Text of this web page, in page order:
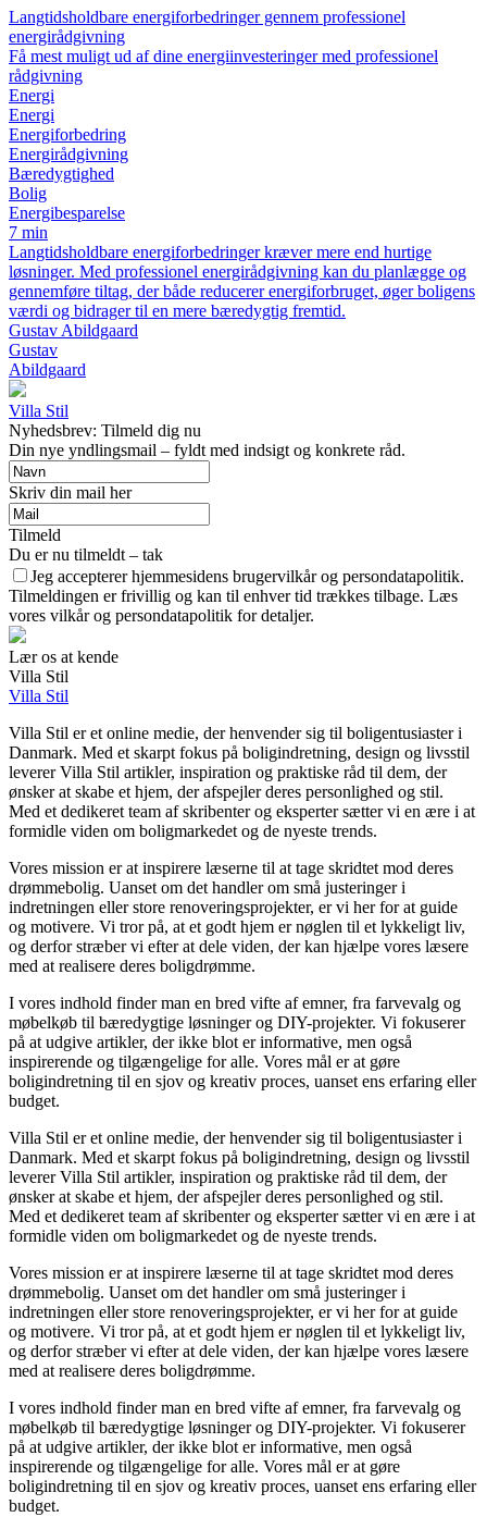
Langtidsholdbare energiforbedringer gennem professionel
energirådgivning
Få mest muligt ud af dine energiinvesteringer med professionel
rådgivning
Energi
Energi
Energiforbedring
Energirådgivning
Bæredygtighed
Bolig
Energibesparelse
7 min
Langtidsholdbare energiforbedringer kræver mere end hurtige
løsninger. Med professionel energirådgivning kan du planlægge og
gennemføre tiltag, der både reducerer energiforbruget, øger boligens
værdi og bidrager til en mere bæredygtig fremtid.
Gustav Abildgaard
Gustav
Abildgaard
Villa Stil
Nyhedsbrev: Tilmeld dig nu
Din nye yndlingsmail – fyldt med indsigt og konkrete råd.
Skriv din mail her
Tilmeld
Du er nu tilmeldt – tak
Jeg accepterer hjemmesidens brugervilkår og persondatapolitik.
Tilmeldingen er frivillig og kan til enhver tid trækkes tilbage. Læs
vores vilkår og persondatapolitik for detaljer.
Lær os at kende
Villa Stil
Villa Stil
Villa Stil er et online medie, der henvender sig til boligentusiaster i
Danmark. Med et skarpt fokus på boligindretning, design og livsstil
leverer Villa Stil artikler, inspiration og praktiske råd til dem, der
ønsker at skabe et hjem, der afspejler deres personlighed og stil.
Med et dedikeret team af skribenter og eksperter sætter vi en ære i at
formidle viden om boligmarkedet og de nyeste trends.
Vores mission er at inspirere læserne til at tage skridtet mod deres
drømmebolig. Uanset om det handler om små justeringer i
indretningen eller store renoveringsprojekter, er vi her for at guide
og motivere. Vi tror på, at et godt hjem er nøglen til et lykkeligt liv,
og derfor stræber vi efter at dele viden, der kan hjælpe vores læsere
med at realisere deres boligdrømme.
I vores indhold finder man en bred vifte af emner, fra farvevalg og
møbelkøb til bæredygtige løsninger og DIY-projekter. Vi fokuserer
på at udgive artikler, der ikke blot er informative, men også
inspirerende og tilgængelige for alle. Vores mål er at gøre
boligindretning til en sjov og kreativ proces, uanset ens erfaring eller
budget.
Villa Stil er et online medie, der henvender sig til boligentusiaster i
Danmark. Med et skarpt fokus på boligindretning, design og livsstil
leverer Villa Stil artikler, inspiration og praktiske råd til dem, der
ønsker at skabe et hjem, der afspejler deres personlighed og stil.
Med et dedikeret team af skribenter og eksperter sætter vi en ære i at
formidle viden om boligmarkedet og de nyeste trends.
Vores mission er at inspirere læserne til at tage skridtet mod deres
drømmebolig. Uanset om det handler om små justeringer i
indretningen eller store renoveringsprojekter, er vi her for at guide
og motivere. Vi tror på, at et godt hjem er nøglen til et lykkeligt liv,
og derfor stræber vi efter at dele viden, der kan hjælpe vores læsere
med at realisere deres boligdrømme.
I vores indhold finder man en bred vifte af emner, fra farvevalg og
møbelkøb til bæredygtige løsninger og DIY-projekter. Vi fokuserer
på at udgive artikler, der ikke blot er informative, men også
inspirerende og tilgængelige for alle. Vores mål er at gøre
boligindretning til en sjov og kreativ proces, uanset ens erfaring eller
budget.